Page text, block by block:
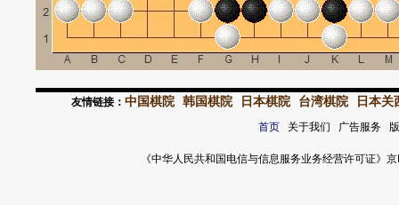
友情链接： 中国棋院 韩国棋院 日本棋院 台湾棋院 日本关
首页关于我们 广告服务
《中华人民共和国电信与信息服务业务经营许可证